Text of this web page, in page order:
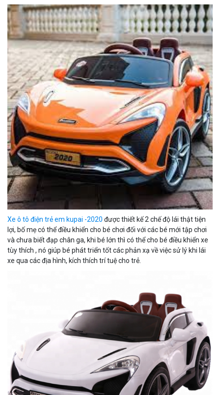
Xe ô tô điện trẻ em kupai -2020 được thiết kế 2 chế độ lái thật tiện
lợi, bố mẹ có thể điều khiển cho bé chơi đối với các bé mới tập chơi
và chưa biết đạp chân ga, khi bé lớn thì có thể cho bé điều khiển xe
tùy thích , nó giúp bé phát triển tốt các phản xạ về việc sử lý khi lái
xe qua các địa hình, kích thích trí tuệ cho trẻ.